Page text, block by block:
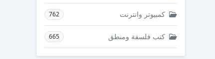
كمبيوتر وانترنت 762
كتب فلسفة ومنطق 665